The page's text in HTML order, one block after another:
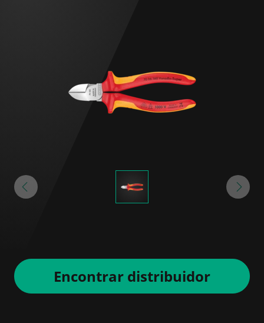
Encontrar distribuidor